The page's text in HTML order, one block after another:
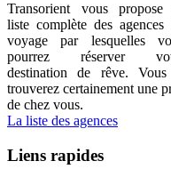
Transorient vous propose
liste complète des agences
voyage par lesquelles
pourrez réserver
destination de rêve.
trouverez certainement une
de chez vous.
La liste des agences
Liens rapides